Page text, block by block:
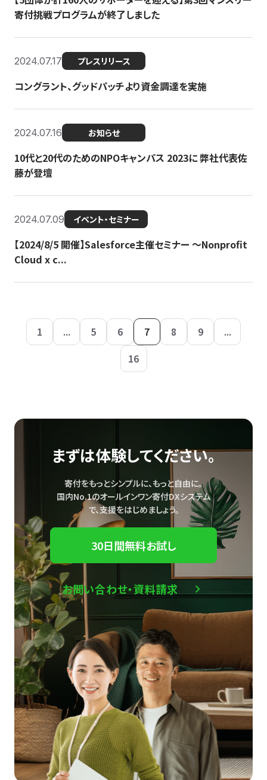
寄付挑戦プログラムが終了しました
2024.07.17 プレスリリース
コングラント、グッドパッチより資金調達を実施
2024.07.16 お知らせ
10代と20代のためのNPOキャンパス 2023に 弊社代表佐
藤が登壇
2024.07.09 イベント・セミナー
【2024/8/5 開催】Salesforce主催セミナー 〜Nonprofit
Cloud x c...
1 ... 5 6 7 8 9
...
16
まずは体験してください。
寄付をもっとシンプルに、もっと自由に。
国内No.1のオールインワン寄付DXシステム
で、支援をはじめましょう。
30日間無料お試し
お問い合わせ・資料請求